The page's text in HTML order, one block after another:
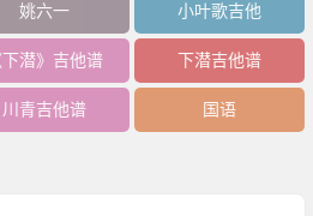
姚六一 小叶歌吉他
下潜》吉他谱 下潜吉他谱
川青吉他谱 国语